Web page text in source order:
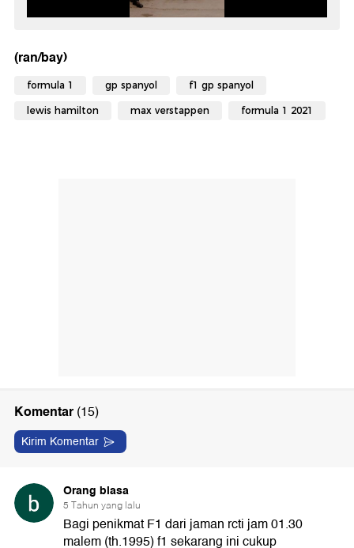
(ran/bay)
formula 1 gp spanyol f1 gp spanyol
lewis hamilton max verstappen formula 1 2021